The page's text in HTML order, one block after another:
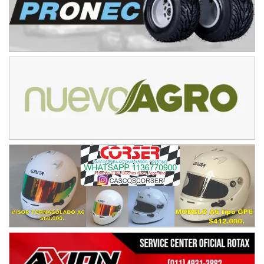
IAME SERIES ARGENTINA 6
Ramiro Tot (Asfalto)
ENTRERRIANO - F6 (POSTERGADA)
VICTORIENSE - F7
El Cerro (Tierra)
Victoria (Entre Ríos)
PATAGONICO - F6
Moto Club Reginense (Tierra)
Gral. E. Godoy (Río Negro)
Juventud Unida (Tierra)